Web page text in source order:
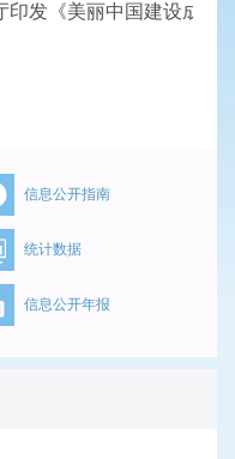
印发《美丽中国建设成效
信息公开指南
统计数据
信息公开年报